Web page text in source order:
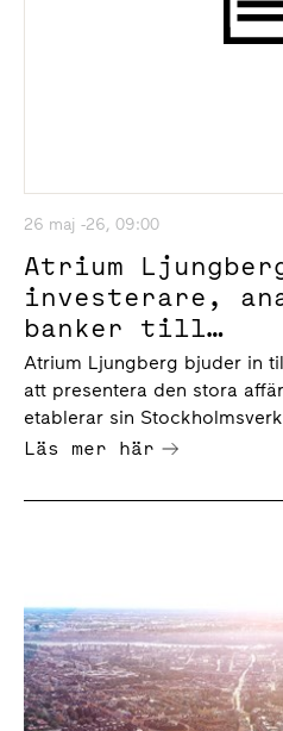
26 maj -26, 09:00
Atrium
investerare,
banker till
juni 2026
Atrium Ljungberg bjuder in
att presentera den stora
etablerar sin
Läs mer här